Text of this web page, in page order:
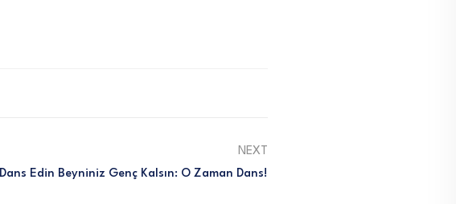
NEXT
Dans Edin Beyniniz Genç Kalsın: O Zaman Dans!